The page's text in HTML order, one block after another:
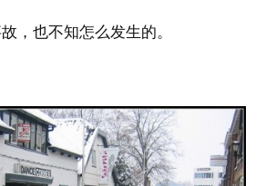
，也不知怎么发生的。